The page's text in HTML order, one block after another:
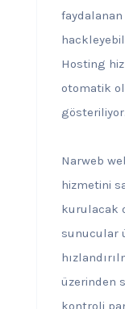
Hosting
otomatik
gösteriliyor.
Narweb
hizmetini
kurulacak
sunucular
üzerinden